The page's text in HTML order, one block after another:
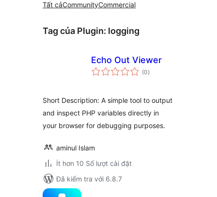
Tất cảCommunityCommercial
Tag của Plugin: logging
Echo Out Viewer
(0tổng
đánh
)
Short Description: A simple tool to output
and inspect PHP variables directly in
your browser for debugging purposes.
aminul Islam
Ít hơn 10 Số lượt cài đặt
Đã kiểm tra với 6.8.7